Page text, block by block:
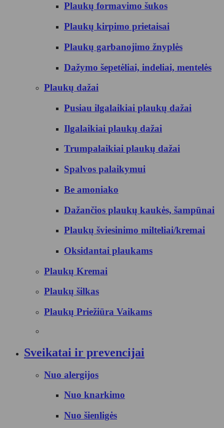
Plaukų formavimo šukos
Plaukų kirpimo prietaisai
Plaukų garbanojimo žnyplės
Dažymo šepetėliai, indeliai, mentelės
Plaukų dažai
Pusiau ilgalaikiai plaukų dažai
Ilgalaikiai plaukų dažai
Trumpalaikiai plaukų dažai
Spalvos palaikymui
Be amoniako
Dažančios plaukų kaukės, šampūnai
Plaukų šviesinimo milteliai/kremai
Oksidantai plaukams
Plaukų Kremai
Plaukų šilkas
Plaukų Priežiūra Vaikams
Sveikatai ir prevencijai
Nuo alergijos
Nuo knarkimo
Nuo šienligės